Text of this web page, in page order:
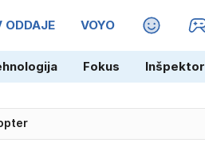
ODDAJE VOYO MAGAZIN
Fokus Inšpektor